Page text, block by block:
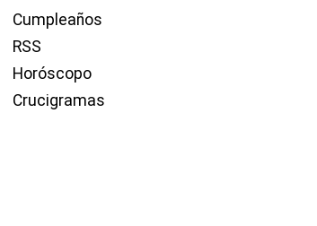
Cumpleaños
RSS
Horóscopo
Crucigramas